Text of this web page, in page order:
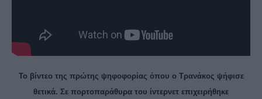
Το βίντεο της πρώτης ψηφοφορίας όπου ο Τρανάκος ψήφισε
θετικά. Σε πορτοπαράθυρα του ίντερνετ επιχειρήθηκε